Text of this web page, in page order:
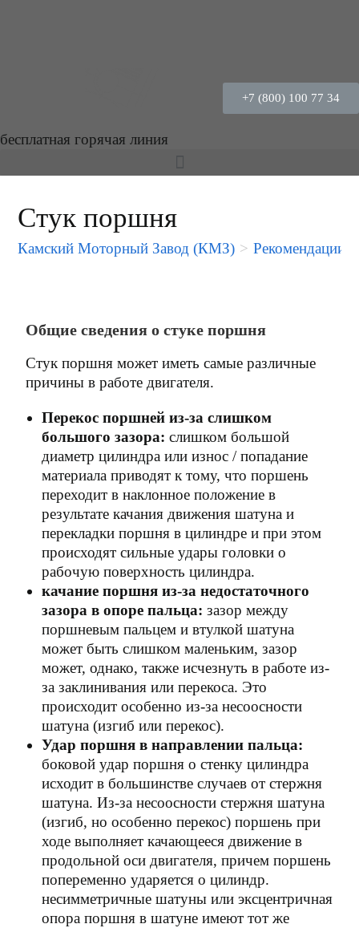
+7 (800) 100 77 34
бесплатная горячая линия
Стук поршня
Камский Моторный Завод (КМЗ) > Рекомендации
Общие сведения о стуке поршня
Стук поршня может иметь самые различные
причины в работе двигателя.
Перекос поршней из-за слишком
большого зазора: слишком большой
диаметр цилиндра или износ / попадание
материала приводят к тому, что поршень
переходит в наклонное положение в
результате качания движения шатуна и
перекладки поршня в цилиндре и при этом
происходят сильные удары головки о
рабочую поверхность цилиндра.
качание поршня из-за недостаточного
зазора в опоре пальца: зазор между
поршневым пальцем и втулкой шатуна
может быть слишком маленьким, зазор
может, однако, также исчезнуть в работе из-
за заклинивания или перекоса. Это
происходит особенно из-за несоосности
шатуна (изгиб или перекос).
Удар поршня в направлении пальца:
боковой удар поршня о стенку цилиндра
исходит в большинстве случаев от стержня
шатуна. Из-за несоосности стержня шатуна
(изгиб, но особенно перекос) поршень при
ходе выполняет качающееся движение в
продольной оси двигателя, причем поршень
попеременно ударяется о цилиндр.
несимметричные шатуны или эксцентричная
опора поршня в шатуне имеют тот же